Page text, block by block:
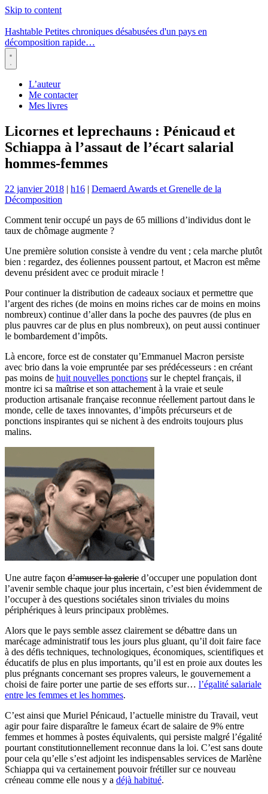
Skip to content
Hashtable Petites chroniques désabusées d'un pays en
décomposition rapide…
Menu
L’auteur
Me contacter
Mes livres
Licornes et leprechauns : Pénicaud et
Schiappa à l’assaut de l’écart salarial
hommes-femmes
22 janvier 2018 | h16 | Demaerd Awards et Grenelle de la
Décomposition
Comment tenir occupé un pays de 65 millions d’individus dont le
taux de chômage augmente ?
Une première solution consiste à vendre du vent ; cela marche plutôt
bien : regardez, des éoliennes poussent partout, et Macron est même
devenu président avec ce produit miracle !
Pour continuer la distribution de cadeaux sociaux et permettre que
l’argent des riches (de moins en moins riches car de moins en moins
nombreux) continue d’aller dans la poche des pauvres (de plus en
plus pauvres car de plus en plus nombreux), on peut aussi continuer
le bombardement d’impôts.
Là encore, force est de constater qu’Emmanuel Macron persiste
avec brio dans la voie empruntée par ses prédécesseurs : en créant
pas moins de huit nouvelles ponctions sur le cheptel français, il
montre ici sa maîtrise et son attachement à la vraie et seule
production artisanale française reconnue réellement partout dans le
monde, celle de taxes innovantes, d’impôts précurseurs et de
ponctions inspirantes qui se nichent à des endroits toujours plus
malins.
Une autre façon d’amuser la galerie d’occuper une population dont
l’avenir semble chaque jour plus incertain, c’est bien évidemment de
l’occuper à des questions sociétales sinon triviales du moins
périphériques à leurs principaux problèmes.
Alors que le pays semble assez clairement se débattre dans un
marécage administratif tous les jours plus gluant, qu’il doit faire face
à des défis techniques, technologiques, économiques, scientifiques et
éducatifs de plus en plus importants, qu’il est en proie aux doutes les
plus prégnants concernant ses propres valeurs, le gouvernement a
choisi de faire porter une partie de ses efforts sur… l’égalité salariale
entre les femmes et les hommes.
C’est ainsi que Muriel Pénicaud, l’actuelle ministre du Travail, veut
agir pour faire disparaître le fameux écart de salaire de 9% entre
femmes et hommes à postes équivalents, qui persiste malgré l’égalité
pourtant constitutionnellement reconnue dans la loi. C’est sans doute
pour cela qu’elle s’est adjoint les indispensables services de Marlène
Schiappa qui va certainement pouvoir frétiller sur ce nouveau
créneau comme elle nous y a déjà habitué.